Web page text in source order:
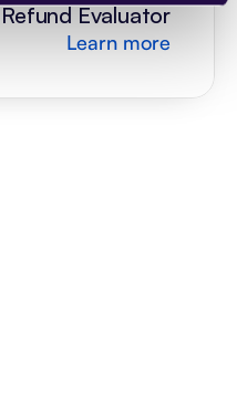
Refund Evaluator
Learn more